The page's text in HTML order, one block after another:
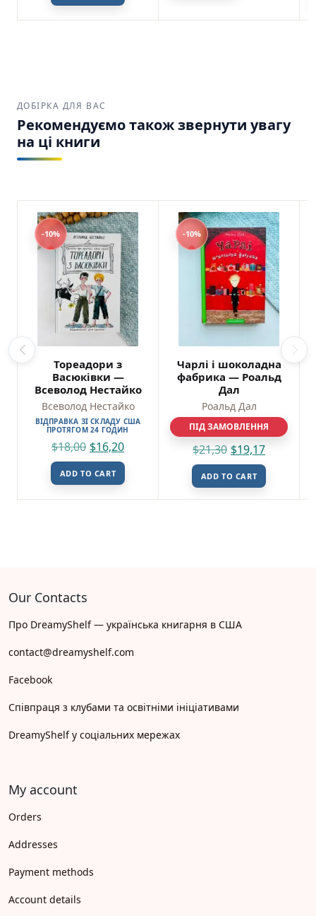
ДОБІРКА ДЛЯ ВАС
Рекомендуємо також звернути увагу
на ці книги
-10%
Тореадори з
Васюківки —
Всеволод Нестайко
Всеволод Нестайко
ВІДПРАВКА ЗІ СКЛАДУ США
ПРОТЯГОМ 24 ГОДИН
$18,00 $16,20
ADD TO CART
-10%
Чарлі і шоколадна
фабрика — Роальд
Дал
Роальд Дал
ПІД ЗАМОВЛЕННЯ
$21,30 $19,17
ADD TO CART
Our Contacts
Про DreamyShelf — українська книгарня в США
contact@dreamyshelf.com
Facebook
Співпраця з клубами та освітніми ініціативами
DreamyShelf у соціальних мережах
My account
Orders
Addresses
Payment methods
Account details